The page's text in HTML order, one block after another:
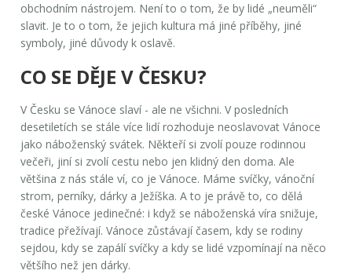
obchodním nástrojem. Není to o tom, že by lidé „neuměli“
slavit. Je to o tom, že jejich kultura má jiné příběhy, jiné
symboly, jiné důvody k oslavě.
CO SE DĚJE V ČESKU?
V Česku se Vánoce slaví - ale ne všichni. V posledních
desetiletích se stále více lidí rozhoduje neoslavovat Vánoce
jako náboženský svátek. Někteří si zvolí pouze rodinnou
večeři, jiní si zvolí cestu nebo jen klidný den doma. Ale
většina z nás stále ví, co je Vánoce. Máme svíčky, vánoční
strom, perníky, dárky a Ježíška. A to je právě to, co dělá
české Vánoce jedinečné: i když se náboženská víra snižuje,
tradice přežívají. Vánoce zůstávají časem, kdy se rodiny
sejdou, kdy se zapálí svíčky a kdy se lidé vzpomínají na něco
většího než jen dárky.